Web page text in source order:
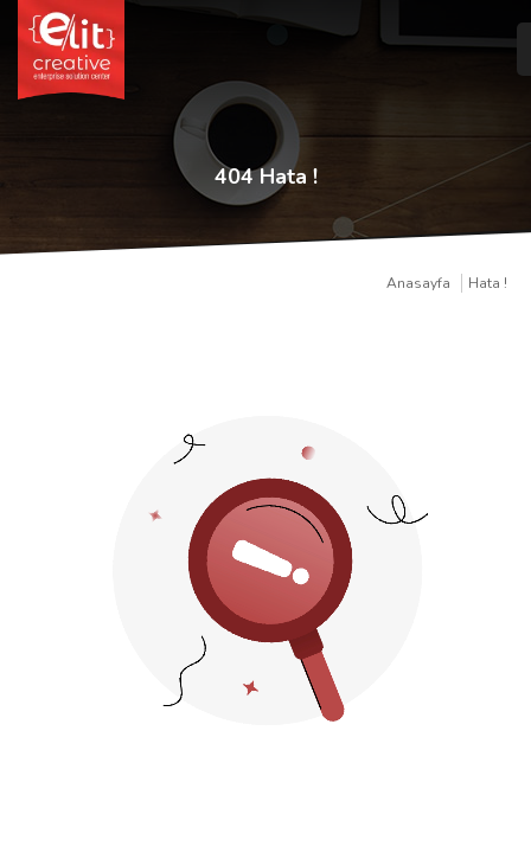
404 Hata !
Anasayfa Hata !